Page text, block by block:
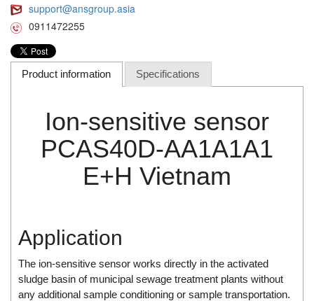
DESAX
DET-TRONICS
Deublin
Diakont
DINA Elektronik
Di-Soric
Doctor Led Vietnam
DOLD - Autho ANS
Dold Vietnam
Dongdo Tech
support@ansgroup.asia
0911472255
Product information Specifications
Ion-sensitive sensor
PCAS40D-AA1A1A1
E+H Vietnam
Application
The ion-sensitive sensor works directly in the activated
sludge basin of municipal sewage treatment plants without
any additional sample conditioning or sample transportation.